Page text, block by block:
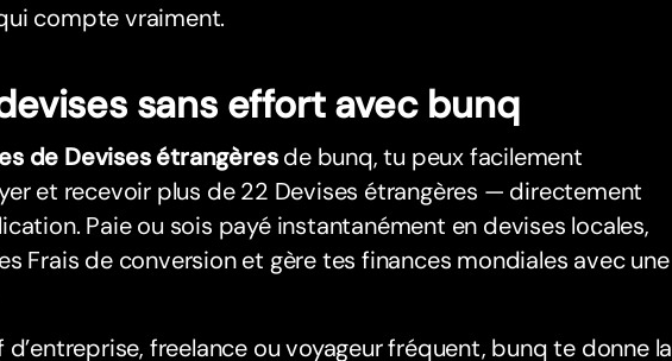
compte vraiment.
sans effort avec bunq
de Devises étrangèresde bunq, tu peux facilement
et recevoir plus de 22 Devises étrangères — directement
Paie ou sois payé instantanément en devises locales,
Frais de conversion et gère tes finances mondiales avec une
d’entreprise, freelance ou voyageur fréquent, bunq te donne la